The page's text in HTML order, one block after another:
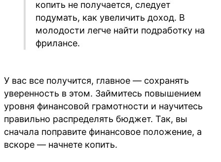
копить не получается, следует
подумать, как увеличить доход. В
молодости легче найти подработку на
фрилансе.
У вас все получится, главное — сохранять
уверенность в этом. Займитесь повышением
уровня финансовой грамотности и научитесь
правильно распределять бюджет. Так, вы
сначала поправите финансовое положение, а
вскоре — начнете копить.